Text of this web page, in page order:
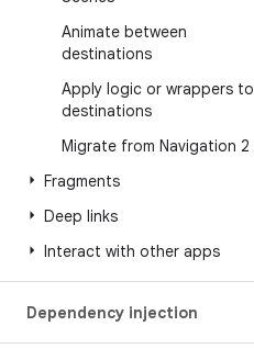
Animate between
destinations
Apply logic or wrappers to
destinations
Migrate from Navigation 2
Fragments
Deep links
Interact with other apps
Dependency injection